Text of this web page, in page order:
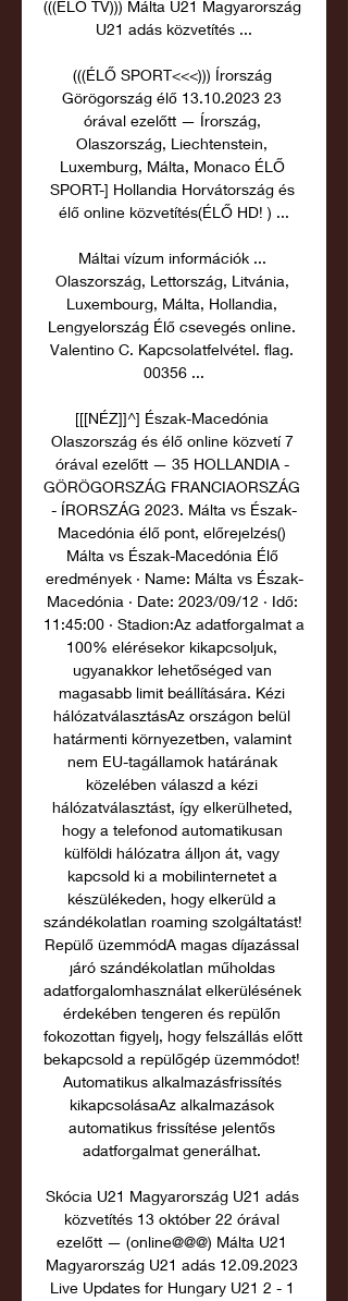
(((ÉLŐ TV))) Málta U21 Magyarország
U21 adás közvetítés ...
(((ÉLŐ SPORT<<<))) Írország
Görögország élő 13.10.2023 23
órával ezelőtt — Írország,
Olaszország, Liechtenstein,
Luxemburg, Málta, Monaco ÉLŐ
SPORT-] Hollandia Horvátország és
élő online közvetítés(ÉLŐ HD! ) ...
Máltai vízum információk ...
Olaszország, Lettország, Litvánia,
Luxembourg, Málta, Hollandia,
Lengyelország Élő csevegés online.
Valentino C. Kapcsolatfelvétel. flag.
00356 ...
[[[NÉZ]]^] Észak-Macedónia
Olaszország és élő online közvetí 7
órával ezelőtt — 35 HOLLANDIA -
GÖRÖGORSZÁG FRANCIAORSZÁG
- ÍRORSZÁG 2023. Málta vs Észak-
Macedónia élő pont, előrejelzés()
Málta vs Észak-Macedónia Élő
eredmények · Name: Málta vs Észak-
Macedónia · Date: 2023/09/12 · Idő:
11:45:00 · Stadion:Az adatforgalmat a
100% elérésekor kikapcsoljuk,
ugyanakkor lehetőséged van
magasabb limit beállítására. Kézi
hálózatválasztásAz országon belül
határmenti környezetben, valamint
nem EU-tagállamok határának
közelében válaszd a kézi
hálózatválasztást, így elkerülheted,
hogy a telefonod automatikusan
külföldi hálózatra álljon át, vagy
kapcsold ki a mobilinternetet a
készülékeden, hogy elkerüld a
szándékolatlan roaming szolgáltatást!
Repülő üzemmódA magas díjazással
járó szándékolatlan műholdas
adatforgalomhasználat elkerülésének
érdekében tengeren és repülőn
fokozottan figyelj, hogy felszállás előtt
bekapcsold a repülőgép üzemmódot!
Automatikus alkalmazásfrissítés
kikapcsolásaAz alkalmazások
automatikus frissítése jelentős
adatforgalmat generálhat.
Skócia U21 Magyarország U21 adás
közvetítés 13 október 22 órával
ezelőtt — (online@@@) Málta U21
Magyarország U21 adás 12.09.2023
Live Updates for Hungary U21 2 - 1